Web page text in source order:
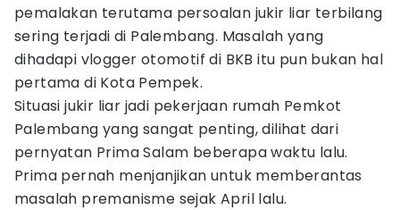
pemalakan terutama persoalan jukir liar terbilang
sering terjadi di Palembang. Masalah yang
dihadapi vlogger otomotif di BKB itu pun bukan hal
pertama di Kota Pempek.
Situasi jukir liar jadi pekerjaan rumah Pemkot
Palembang yang sangat penting, dilihat dari
pernyatan Prima Salam beberapa waktu lalu.
Prima pernah menjanjikan untuk memberantas
masalah premanisme sejak April lalu.